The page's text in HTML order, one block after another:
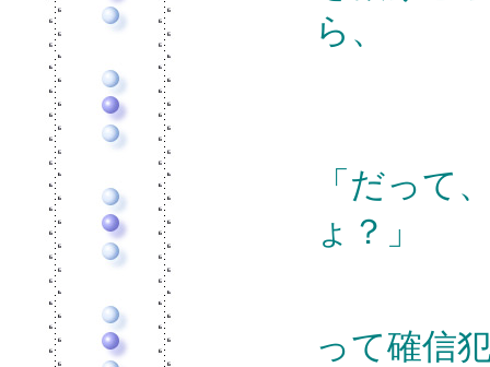
ら、
「だって
ょ？」
って確信